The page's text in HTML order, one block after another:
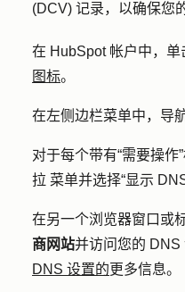
(DCV) 记录，以确保您
在 HubSpot 帐户中，
图标。
在左侧边栏菜单中，导
对于每个带有“需要操作
拉 菜单并选择“显示
在另一个浏览器窗口或
商网站并访问您的 DNS
DNS 设置的更多信息。